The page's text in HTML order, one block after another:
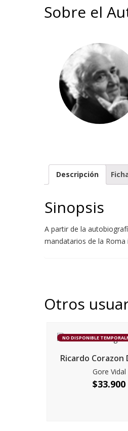
Sobre el
Descripción
Sinopsis
A partir de la
mandatarios de la Roma
Otros
NO DISPONIBLE
Ricardo Corazon
Gore Vidal
$33.900